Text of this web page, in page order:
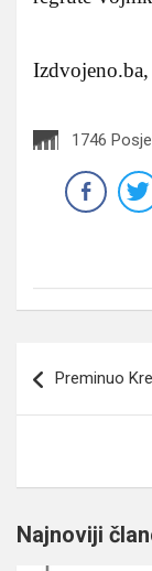
1746
članaka
Preminuo
Najnoviji